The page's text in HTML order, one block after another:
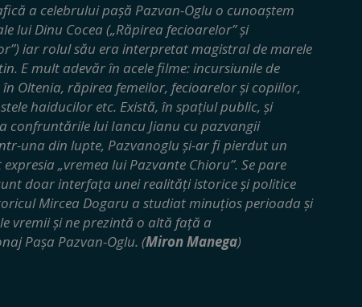
a celebrului pașă Pazvan-Oglu o cunoaștem
lui Dinu Cocea („Răpirea fecioarelor” și
iar rolul său era interpretat magistral de marele
E mult adevăr în acele filme: incursiunile de
Oltenia, răpirea femeilor, fecioarelor și copiilor,
haiducilor etc. Există, în spațiul public, și
confruntările lui Iancu Jianu cu pazvangii
una din lupte, Pazvanoglu și-ar fi pierdut un
„vremea lui Pazvante Chioru”. Se pare
doar interfața unei realități istorice și politice
Mircea Dogaru a studiat minuțios perioada și
vremii și ne prezintă o altă față a
Pașa Pazvan-Oglu. (Miron Manega)